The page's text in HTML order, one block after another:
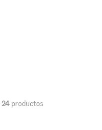
24 productos